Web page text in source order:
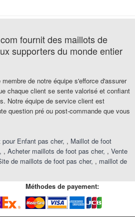
fournit des maillots de
supporters du monde entier
de notre équipe s'efforce d'assurer
chaque client se sente valorisé et confiant
Notre équipe de service client est
question pré ou post-commande que vous
Enfant pas cher , Maillot de foot
, Acheter maillots de foot pas cher , Vente
de maillots de foot pas cher , maillot de
Méthodes de payement: